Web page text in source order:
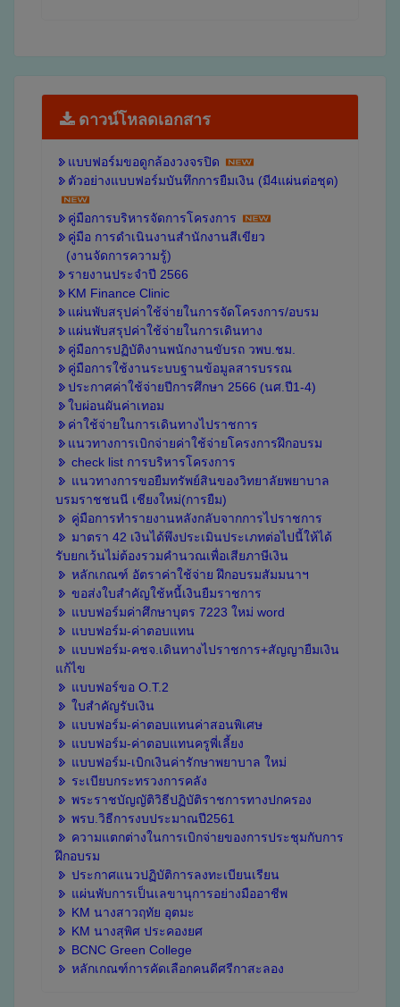
ดาวน์โหลดเอกสาร
แบบฟอร์มขอดูกล้องวงจรปิด
ตัวอย่างแบบฟอร์มบันทึกการยืมเงิน (มี4แผ่นต่อชุด)
คู่มือการบริหารจัดการโครงการ
คู่มือ การดำเนินงานสำนักงานสีเขียว
(งานจัดการความรู้)
รายงานประจำปี 2566
KM Finance Clinic
แผ่นพับสรุปค่าใช้จ่ายในการจัดโครงการ/อบรม
แผ่นพับสรุปค่าใช้จ่ายในการเดินทาง
คู่มือการปฏิบัติงานพนักงานขับรถ วพบ.ชม.
คู่มือการใช้งานระบบฐานข้อมูลสารบรรณ
ประกาศค่าใช้จ่ายปีการศึกษา 2566 (นศ.ปี1-4)
ใบผ่อนผันค่าเทอม
ค่าใช้จ่ายในการเดินทางไปราชการ
แนวทางการเบิกจ่ายค่าใช้จ่ายโครงการฝึกอบรม
check list การบริหารโครงการ
แนวทางการขอยืมทรัพย์สินของวิทยาลัยพยาบาล
บรมราชชนนี เชียงใหม่(การยืม)
คู่มือการทำรายงานหลังกลับจากการไปราชการ
มาตรา 42 เงินได้พึงประเมินประเภทต่อไปนี้ให้ได้
รับยกเว้นไม่ต้องรวมคำนวณเพื่อเสียภาษีเงิน
หลักเกณฑ์ อัตราค่าใช้จ่าย ฝึกอบรมสัมมนาฯ
ขอส่งใบสำคัญใช้หนี้เงินยืมราชการ
แบบฟอร์มค่าศึกษาบุตร 7223 ใหม่ word
แบบฟอร์ม-ค่าตอบแทน
แบบฟอร์ม-คชจ.เดินทางไปราชการ+สัญญายืมเงิน
แก้ไข
แบบฟอร์ขอ O.T.2
ใบสำคัญรับเงิน
แบบฟอร์ม-ค่าตอบแทนค่าสอนพิเศษ
แบบฟอร์ม-ค่าตอบแทนครูพี่เลี้ยง
แบบฟอร์ม-เบิกเงินค่ารักษาพยาบาล ใหม่
ระเบียบกระทรวงการคลัง
พระราชบัญญัติวิธีปฏิบัติราชการทางปกครอง
พรบ.วิธีการงบประมาณปี2561
ความแตกต่างในการเบิกจ่ายของการประชุมกับการ
ฝึกอบรม
ประกาศแนวปฏิบัติการลงทะเบียนเรียน
แผ่นพับการเป็นเลขานุการอย่างมืออาชีพ
KM นางสาวฤทัย อุตมะ
KM นางสุพิศ ประคองยศ
BCNC Green College
หลักเกณฑ์การคัดเลือกคนดีศรีกาสะลอง